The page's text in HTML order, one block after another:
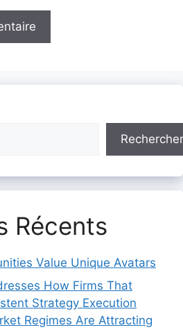
Rechercher
Récents
Value Unique Avatars
How Firms That
Strategy Execution
Regimes Are Attracting